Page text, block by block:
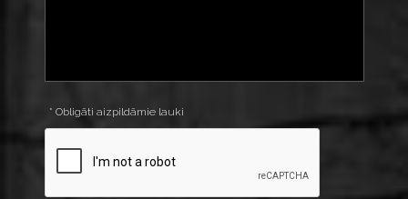
* Obligāti aizpildāmie lauki